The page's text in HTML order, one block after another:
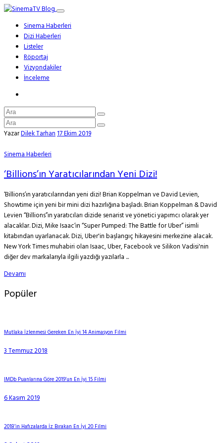
Sinema Haberleri
Dizi Haberleri
Listeler
Röportaj
Vizyondakiler
İnceleme
YazarDilek Tarhan17 Ekim 2019
Sinema Haberleri
‘Billions’ın Yaratıcılarından Yeni Dizi!
‘Billions’ın yaratıcılarından yeni dizi! Brian Koppelman ve David Levien,
Showtime için yeni bir mini dizi hazırlığına başladı. Brian Koppelman & David
Levien “Billions”ın yaratıcıları dizide senarist ve yönetici yapımcı olarak yer
alacaklar. Dizi, Mike Isaac’ın “Super Pumped: The Battle for Uber” isimli
kitabından uyarlanacak. Dizi, Uber'in başlangıç hikayesini merkezine alacak.
New York Times muhabiri olan Isaac, Uber, Facebook ve Silikon Vadisi'nin
diğer dev markalarıyla ilgili yazdığı yazılarla ...
Devamı
Popüler
Mutlaka İzlenmesi Gereken En İyi 14 Animasyon Filmi
3 Temmuz 2018
IMDb Puanlarına Göre 2019’un En İyi 15 Filmi
6 Kasım 2019
2018’in Hafızalarda İz Bırakan En İyi 20 Filmi